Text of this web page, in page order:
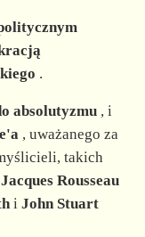
.
absolutyzmu, i
, uważanego za
takich
Rousseau
i John Stuart